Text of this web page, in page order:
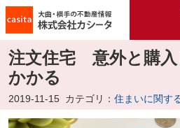
注文住宅 意外と購
かかる
2019-11-15 カテゴリ： 住まいに関す